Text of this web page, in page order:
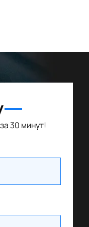
30 минут!